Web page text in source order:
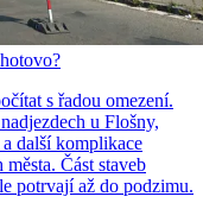
s řadou omezení.
u Flošny,
další komplikace
Část staveb
potrvají až do podzimu.